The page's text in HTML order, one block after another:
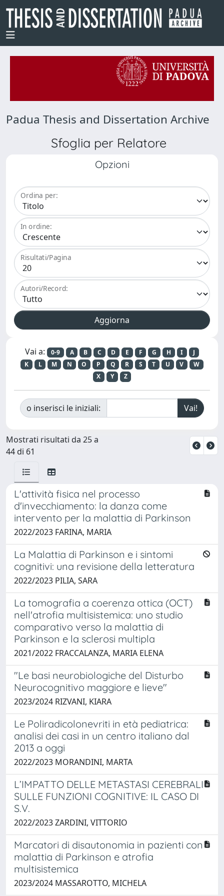
Padua Thesis and Dissertation Archive
Sfoglia per Relatore
Opzioni
Ordina per:
In ordine:
Risultati/Pagina
Autori/Record:
Vai a: 0-9 A B C D E F G H I
J
K
L M N O P Q R S T U V
W
X
Y Z
o inserisci le iniziali:
Mostrati risultati da 25 a
44 di 61
L'attività fisica nel processo
d'invecchiamento: la danza come
intervento per la malattia di Parkinson
2022/2023 FARINA, MARIA
La Malattia di Parkinson e i sintomi
cognitivi: una revisione della letteratura
2022/2023 PILIA, SARA
La tomografia a coerenza ottica (OCT)
nell'atrofia multisistemica: uno studio
comparativo verso la malattia di
Parkinson e la sclerosi multipla
2021/2022 FRACCALANZA, MARIA ELENA
"Le basi neurobiologiche del Disturbo
Neurocognitivo maggiore e lieve"
2023/2024 RIZVANI, KIARA
Le Poliradicolonevriti in età pediatrica:
analisi dei casi in un centro italiano dal
2013 a oggi
2022/2023 MORANDINI, MARTA
L’IMPATTO DELLE METASTASI CEREBRALI
SULLE FUNZIONI COGNITIVE: IL CASO DI
S.V.
2022/2023 ZARDINI, VITTORIO
Marcatori di disautonomia in pazienti con
malattia di Parkinson e atrofia
multisistemica
2023/2024 MASSAROTTO, MICHELA